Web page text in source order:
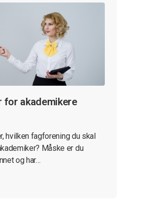
for akademikere
hvilken fagforening du skal
Måske er du
og har…